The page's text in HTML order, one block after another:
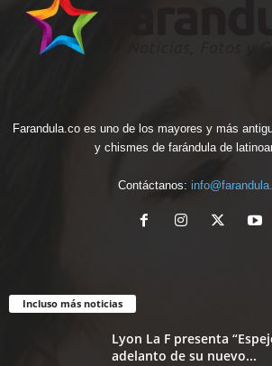
Farandula.co es uno de los mayores y más
y chismes de farándula de
Contáctanos:
Incluso más noticias
Lyon La F presenta
adelanto de su nuevo...